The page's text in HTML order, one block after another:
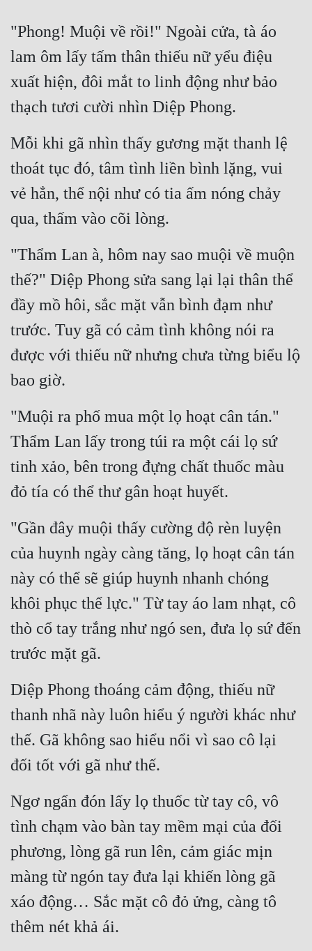
Cung Đấu
Cổ Đại
Du Hí
Dị Năng
Gia Đấu
Góc Nhìn Nam
Huyền Huyễn
Huyền Ảo
Hệ Thống
Kinh Dị
Kiếm Hiệp
Kỳ Huyễn
Linh Dị
Làm Giàu
Lịch Sử
Mạt Thế
Mỹ Thực
Ngôn Tình
Ngược
Nữ Cường
"Phong! Muội về rồi!" Ngoài cửa, tà áo
lam ôm lấy tấm thân thiếu nữ yểu điệu
xuất hiện, đôi mắt to linh động như bảo
thạch tươi cười nhìn Diệp Phong.
Mỗi khi gã nhìn thấy gương mặt thanh lệ
thoát tục đó, tâm tình liền bình lặng, vui
vẻ hẳn, thể nội như có tia ấm nóng chảy
qua, thấm vào cõi lòng.
"Thẩm Lan à, hôm nay sao muội về muộn
thế?" Diệp Phong sửa sang lại lại thân thể
đầy mồ hôi, sắc mặt vẫn bình đạm như
trước. Tuy gã có cảm tình không nói ra
được với thiếu nữ nhưng chưa từng biểu lộ
bao giờ.
"Muội ra phố mua một lọ hoạt cân tán."
Thẩm Lan lấy trong túi ra một cái lọ sứ
tinh xảo, bên trong đựng chất thuốc màu
đỏ tía có thể thư gân hoạt huyết.
"Gần đây muội thấy cường độ rèn luyện
của huynh ngày càng tăng, lọ hoạt cân tán
này có thể sẽ giúp huynh nhanh chóng
khôi phục thể lực." Từ tay áo lam nhạt, cô
thò cổ tay trắng như ngó sen, đưa lọ sứ đến
trước mặt gã.
Diệp Phong thoáng cảm động, thiếu nữ
thanh nhã này luôn hiểu ý người khác như
thế. Gã không sao hiểu nổi vì sao cô lại
đối tốt với gã như thế.
Ngơ ngẩn đón lấy lọ thuốc từ tay cô, vô
tình chạm vào bàn tay mềm mại của đối
phương, lòng gã run lên, cảm giác mịn
màng từ ngón tay đưa lại khiến lòng gã
xáo động… Sắc mặt cô đỏ ửng, càng tô
thêm nét khả ái.